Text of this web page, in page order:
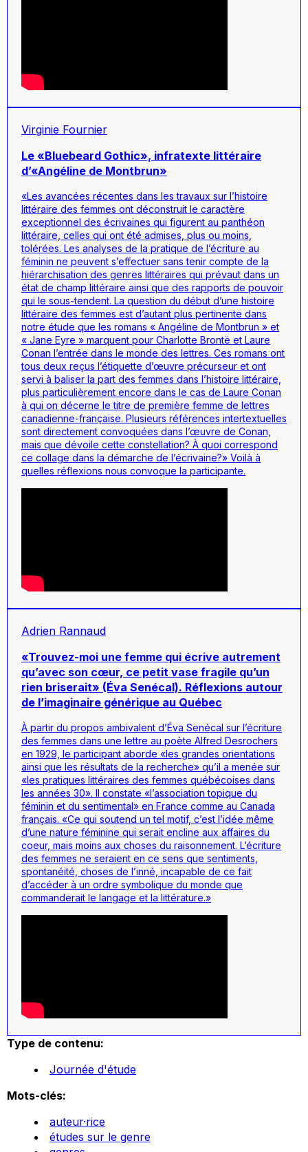
Virginie Fournier
Le «Bluebeard Gothic», infratexte littéraire
d’«Angéline de Montbrun»
«Les avancées récentes dans les travaux sur l’histoire
littéraire des femmes ont déconstruit le caractère
exceptionnel des écrivaines qui figurent au panthéon
littéraire, celles qui ont été admises, plus ou moins,
tolérées. Les analyses de la pratique de l’écriture au
féminin ne peuvent s’effectuer sans tenir compte de la
hiérarchisation des genres littéraires qui prévaut dans un
état de champ littéraire ainsi que des rapports de pouvoir
qui le sous-tendent. La question du début d’une histoire
littéraire des femmes est d’autant plus pertinente dans
notre étude que les romans « Angéline de Montbrun » et
« Jane Eyre » marquent pour Charlotte Brontë et Laure
Conan l’entrée dans le monde des lettres. Ces romans ont
tous deux reçus l’étiquette d’œuvre précurseur et ont
servi à baliser la part des femmes dans l’histoire littéraire,
plus particulièrement encore dans le cas de Laure Conan
à qui on décerne le titre de première femme de lettres
canadienne-française. Plusieurs références intertextuelles
sont directement convoquées dans l’œuvre de Conan,
mais que dévoile cette constellation? À quoi correspond
ce collage dans la démarche de l’écrivaine?» Voilà à
quelles réflexions nous convoque la participante.
Adrien Rannaud
«Trouvez-moi une femme qui écrive autrement
qu’avec son cœur, ce petit vase fragile qu’un
rien briserait» (Éva Senécal). Réflexions autour
de l’imaginaire générique au Québec
À partir du propos ambivalent d’Éva Senécal sur l’écriture
des femmes dans une lettre au poète Alfred Desrochers
en 1929, le participant aborde «les grandes orientations
ainsi que les résultats de la recherche» qu’il a menée sur
«les pratiques littéraires des femmes québécoises dans
les années 30». Il constate «l’association topique du
féminin et du sentimental» en France comme au Canada
français. «Ce qui soutend un tel motif, c’est l’idée même
d’une nature féminine qui serait encline aux affaires du
coeur, mais moins aux choses du raisonnement. L’écriture
des femmes ne seraient en ce sens que sentiments,
spontanéité, choses de l’inné, incapable de ce fait
d’accéder à un ordre symbolique du monde que
commanderait le langage et la littérature.»
Type de contenu:
Journée d'étude
Mots-clés:
auteur·rice
études sur le genre